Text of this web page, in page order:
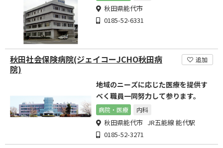
秋田県能代市
0185-52-6331
秋田社会保険病院(ジェイコーJCHO秋田病
院)
追加
地域のニーズに応じた医療を提供す
べく職員一同努力して参ります。
病院・医療 内科
秋田県能代市 JR五能線 能代駅
0185-52-3271